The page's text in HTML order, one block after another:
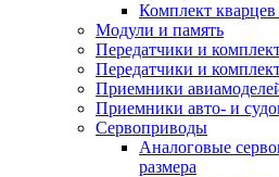
Комплект
Модули и память
Передатчики и
Передатчики и
Приемники
Приемники авто- и
Сервоприводы
Аналоговые
размера